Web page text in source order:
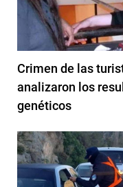
Crimen de las
analizaron los
genéticos